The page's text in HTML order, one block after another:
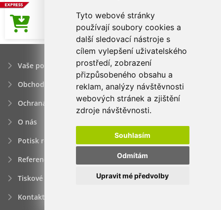
Tyto webové stránky
používají soubory cookies a
další sledovací nástroje s
cílem vylepšení uživatelského
prostředí, zobrazení
přizpůsobeného obsahu a
reklam, analýzy návštěvnosti
webových stránek a zjištění
zdroje návštěvnosti.
Souhlasím
Odmítám
Upravit mé předvolby
Cena od8,25Kč
Vaše poptávka
Obchodní podmínky
Ochrana osobních údajú
O nás
Potisk reklamních předmětů
Reference
Tiskové zprávy
Kontakt